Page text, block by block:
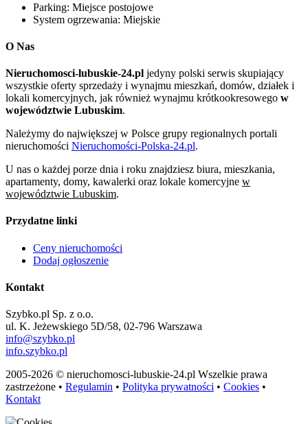
Parking: Miejsce postojowe
System ogrzewania: Miejskie
O Nas
Nieruchomosci-lubuskie-24.pl jedyny polski serwis skupiający
wszystkie oferty sprzedaży i wynajmu mieszkań, domów, działek i
lokali komercyjnych, jak również wynajmu krótkookresowego w
województwie Lubuskim.
Należymy do największej w Polsce grupy regionalnych portali
nieruchomości Nieruchomości-Polska-24.pl.
U nas o każdej porze dnia i roku znajdziesz biura, mieszkania,
apartamenty, domy, kawalerki oraz lokale komercyjne w
województwie Lubuskim.
Przydatne linki
Ceny nieruchomości
Dodaj ogłoszenie
Kontakt
Szybko.pl Sp. z o.o.
ul. K. Jeżewskiego 5D/58, 02-796 Warszawa
info@szybko.pl
info.szybko.pl
2005-2026 © nieruchomosci-lubuskie-24.pl Wszelkie prawa
zastrzeżone • Regulamin • Polityka prywatności • Cookies •
Kontakt